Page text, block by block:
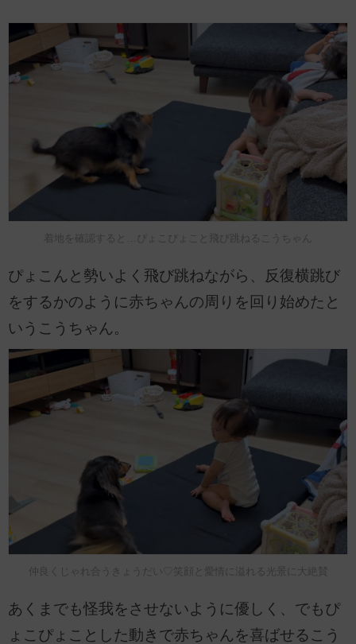
着地を確認すると…ぴょこぴょこと飛び跳ねるこうちゃん
ぴょこんと勢いよく飛び跳ねながら、反復横跳び
をするかのように赤ちゃんの周りを回り始めたと
いうこうちゃん。
仲良くじゃれ合うきょうだい♡笑顔と愛情に溢れる光景に大絶賛
あくまでも怪我をさせないように優しく、でもぴ
ょこぴょことした動きで赤ちゃんを喜ばせるこう